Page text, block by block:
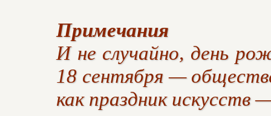
Примечания
И не случайно, день
18 сентября —
как праздник искусств